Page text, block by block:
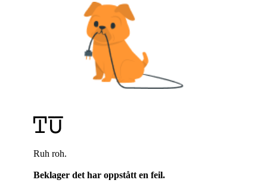
Ruh roh.
Beklager det har oppstått en feil.